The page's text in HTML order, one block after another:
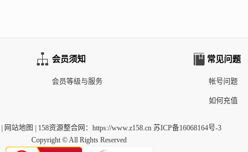
会员须知
会员等级与服务
常见问题
帐号问题
如何充值
网站地图 158资源整合网 ：https://www.z158.cn 苏ICP备16068164号-3
Copyright © All Rights Reserved